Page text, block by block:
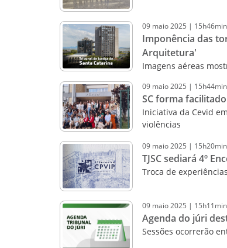
09 maio2025 | 15h46min
Imponência das
Arquitetura'
Imagens aéreas
09 maio2025 | 15h44min
SC forma
Iniciativa da Cevid
violências
09 maio2025 | 15h20min
TJSC sediará 4º
Troca de
09 maio2025 | 15h11min
Agenda do júri
Sessões ocorrerão